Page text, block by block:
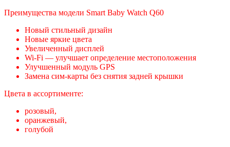
Преимущества модели Smart Baby Watch Q60
Новый стильный дизайн
Новые яркие цвета
Увеличенный дисплей
Wi-Fi — улучшает определение местоположения
Улучшенный модуль GPS
Замена сим-карты без снятия задней крышки
Цвета в ассортименте:
розовый,
оранжевый,
голубой